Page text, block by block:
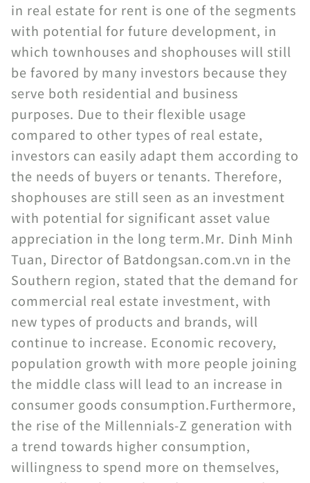
in real estate for rent is one of the segments
with potential for future development, in
which townhouses and shophouses will still
be favored by many investors because they
serve both residential and business
purposes. Due to their flexible usage
compared to other types of real estate,
investors can easily adapt them according to
the needs of buyers or tenants. Therefore,
shophouses are still seen as an investment
with potential for significant asset value
appreciation in the long term.Mr. Dinh Minh
Tuan, Director of Batdongsan.com.vn in the
Southern region, stated that the demand for
commercial real estate investment, with
new types of products and brands, will
continue to increase. Economic recovery,
population growth with more people joining
the middle class will lead to an increase in
consumer goods consumption.Furthermore,
the rise of the Millennials-Z generation with
a trend towards higher consumption,
willingness to spend more on themselves,